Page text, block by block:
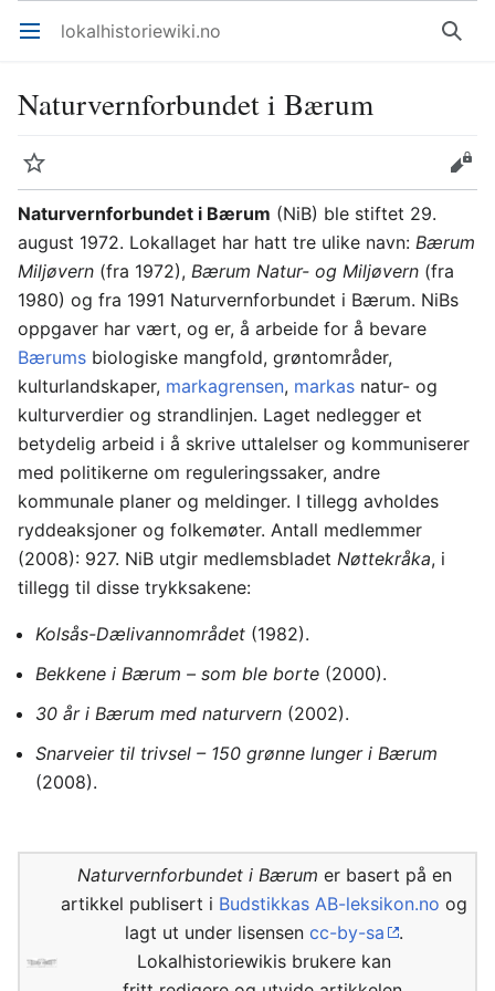
Åpne hovedmenyen lokalhistoriewiki.no Søk
Naturvernforbundet i Bærum
Overvåk
Rediger
Naturvernforbundet i Bærum (NiB) ble stiftet 29.
august 1972. Lokallaget har hatt tre ulike navn: Bærum
Miljøvern (fra 1972), Bærum Natur- og Miljøvern (fra
1980) og fra 1991 Naturvernforbundet i Bærum. NiBs
oppgaver har vært, og er, å arbeide for å bevare
Bærums biologiske mangfold, grøntområder,
kulturlandskaper, markagrensen, markas natur- og
kulturverdier og strandlinjen. Laget nedlegger et
betydelig arbeid i å skrive uttalelser og kommuniserer
med politikerne om reguleringssaker, andre
kommunale planer og meldinger. I tillegg avholdes
ryddeaksjoner og folkemøter. Antall medlemmer
(2008): 927. NiB utgir medlemsbladet Nøttekråka, i
tillegg til disse trykksakene:
Kolsås-Dælivannområdet (1982).
Bekkene i Bærum – som ble borte (2000).
30 år i Bærum med naturvern (2002).
Snarveier til trivsel – 150 grønne lunger i Bærum
(2008).
Naturvernforbundet i Bærum er basert på en
artikkel publisert i Budstikkas AB-leksikon.no og
lagt ut under lisensen cc-by-sa
.
Lokalhistoriewikis brukere kan